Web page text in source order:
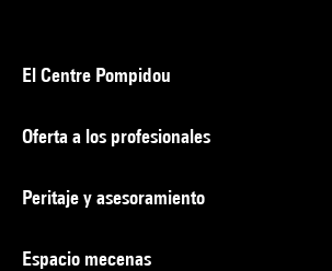
El Centre Pompidou
Oferta a los profesionales
Peritaje y asesoramiento
Espacio mecenas